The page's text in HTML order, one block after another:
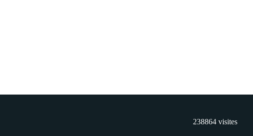
238864 visites